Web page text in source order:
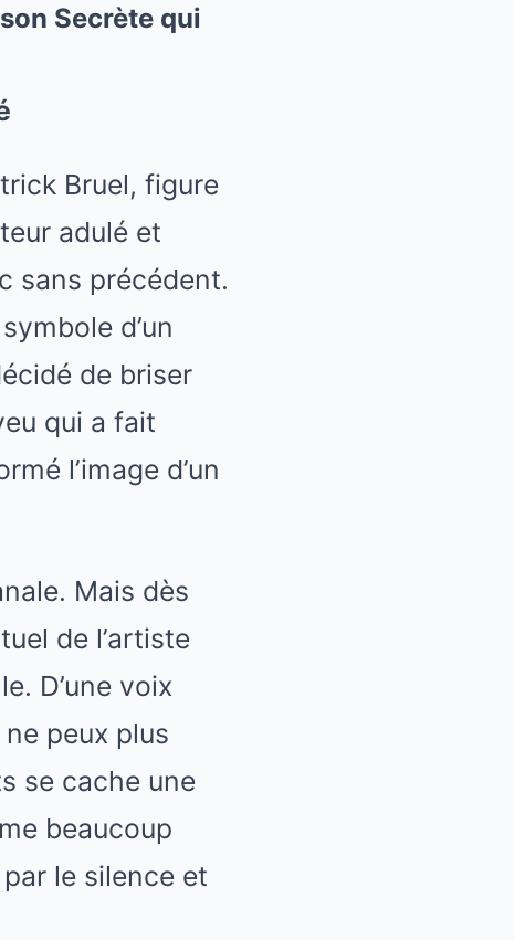
Secrète qui
Bruel, figure
adulé et
sans précédent.
d’un
de briser
qui a fait
l’image d’un
Mais dès
de l’artiste
D’une voix
peux plus
se cache une
beaucoup
le silence et